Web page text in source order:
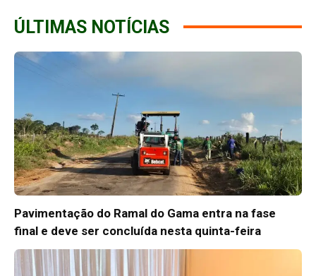
ÚLTIMAS NOTÍCIAS
Pavimentação do Ramal do Gama entra na fase
final e deve ser concluída nesta quinta-feira